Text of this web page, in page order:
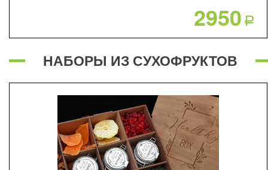
2950Р
НАБОРЫ ИЗ СУХОФРУКТОВ